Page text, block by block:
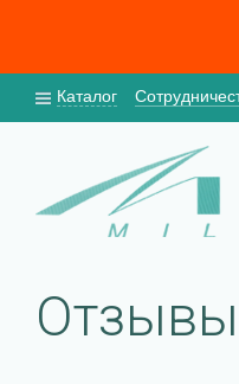
Каталог
Отзывы